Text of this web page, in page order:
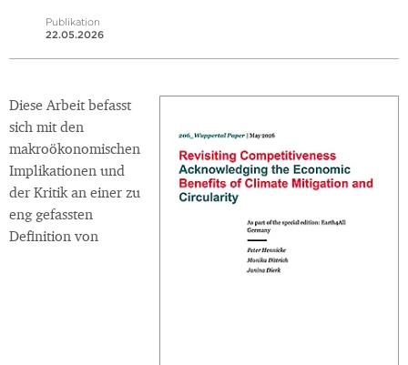
Publikation
22.05.2026
Diese Arbeit befasst
sich mit den
makroökonomischen
Implikationen und
der Kritik an einer zu
eng gefassten
Definition von